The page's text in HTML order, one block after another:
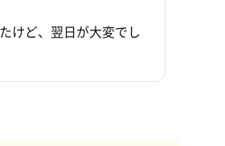
けど、翌日が大変でし